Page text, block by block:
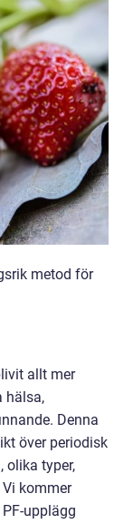
metod för
allt mer
hälsa,
Denna
över periodisk
olika typer,
kommer
upplägg